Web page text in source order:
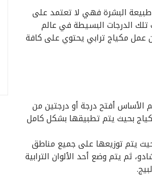
طبيعة البشرة فهي لا تعتمد على
الدرجات البسيطة في عالم
عمل مكياج ترابي يحتوي على كافة
الأساس أفتح درجة أو درجتين من
بحيث يتم تطبيقها بشكل كامل
يتم توزيعها على جميع مناطق
ثم يتم وضع أحد الألوان الترابية